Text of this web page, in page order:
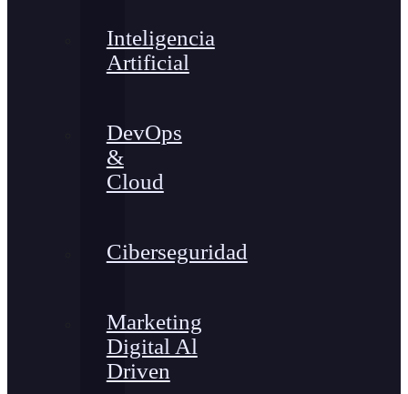
Inteligencia
Artificial
DevOps
&
Cloud
Ciberseguridad
Marketing
Digital Al
Driven